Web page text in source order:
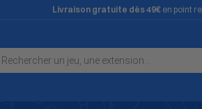
Livraison gratuite dès 49€ en point